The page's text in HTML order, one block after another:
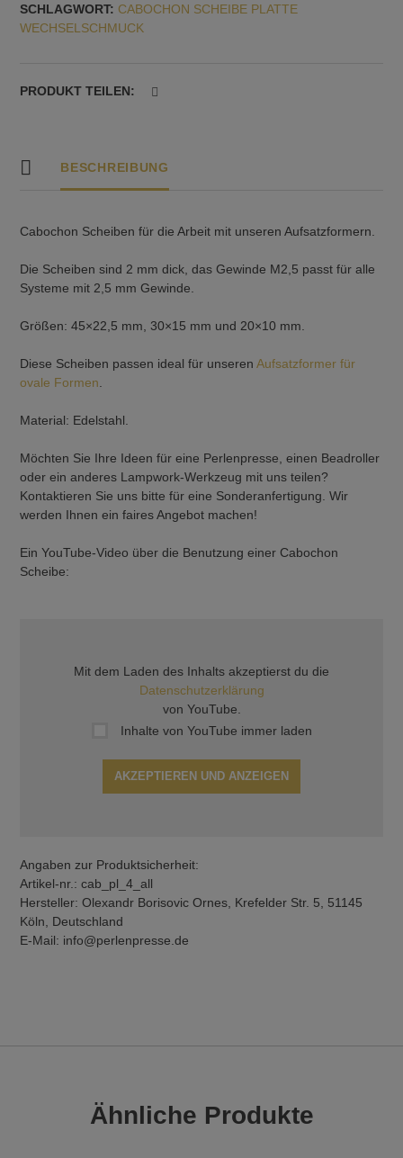
2,5
mm
SCHLAGWORT: CABOCHON SCHEIBE PLATTE
WECHSELSCHMUCK
PRODUKT TEILEN:
BESCHREIBUNG
Cabochon Scheiben für die Arbeit mit unseren Aufsatzformern.
Die Scheiben sind 2 mm dick, das Gewinde M2,5 passt für alle
Systeme mit 2,5 mm Gewinde.
Größen: 45×22,5 mm, 30×15 mm und 20×10 mm.
Diese Scheiben passen ideal für unserenAufsatzformer für
ovale Formen
Material: Edelstahl.
Möchten Sie Ihre Ideen für eine Perlenpresse, einen Beadroller
oder ein anderes Lampwork-Werkzeug mit uns teilen?
Kontaktieren Sie uns bitte für eine Sonderanfertigung. Wir
werden Ihnen ein faires Angebot machen!
Ein YouTube-Video über die Benutzung einer Cabochon
Scheibe:
Mit dem Laden des Inhalts akzeptierst du die
Datenschutzerklärung
von YouTube.
Inhalte von YouTube immer laden
AKZEPTIEREN UND ANZEIGEN
Angaben zur Produktsicherheit:
Artikel-nr.: cab_pl_4_all
Hersteller: Olexandr Borisovic Ornes, Krefelder Str. 5, 51145
Köln, Deutschland
E-Mail: info@perlenpresse.de
Ähnliche Produkte